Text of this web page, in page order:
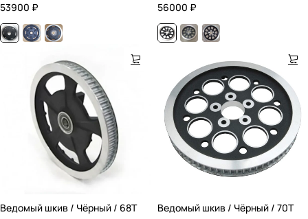
53900 ₽
56000 ₽
Ведомый шкив / Чёрный / 68T
Ведомый шкив / Чёрный / 70T